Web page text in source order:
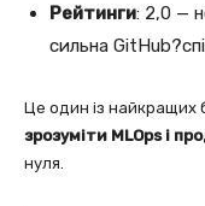
Рейтинги: 2,0 —
сильна
Це один із найкращих
зрозуміти MLOps і
нуля.